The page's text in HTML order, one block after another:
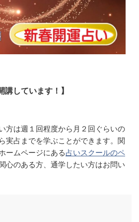
講しています！】
方は週１回程度から月２回ぐらいの
実占までを学ぶことができます。関
ームページにある占いスクールのペ
心のある方、通学したい方はお問い